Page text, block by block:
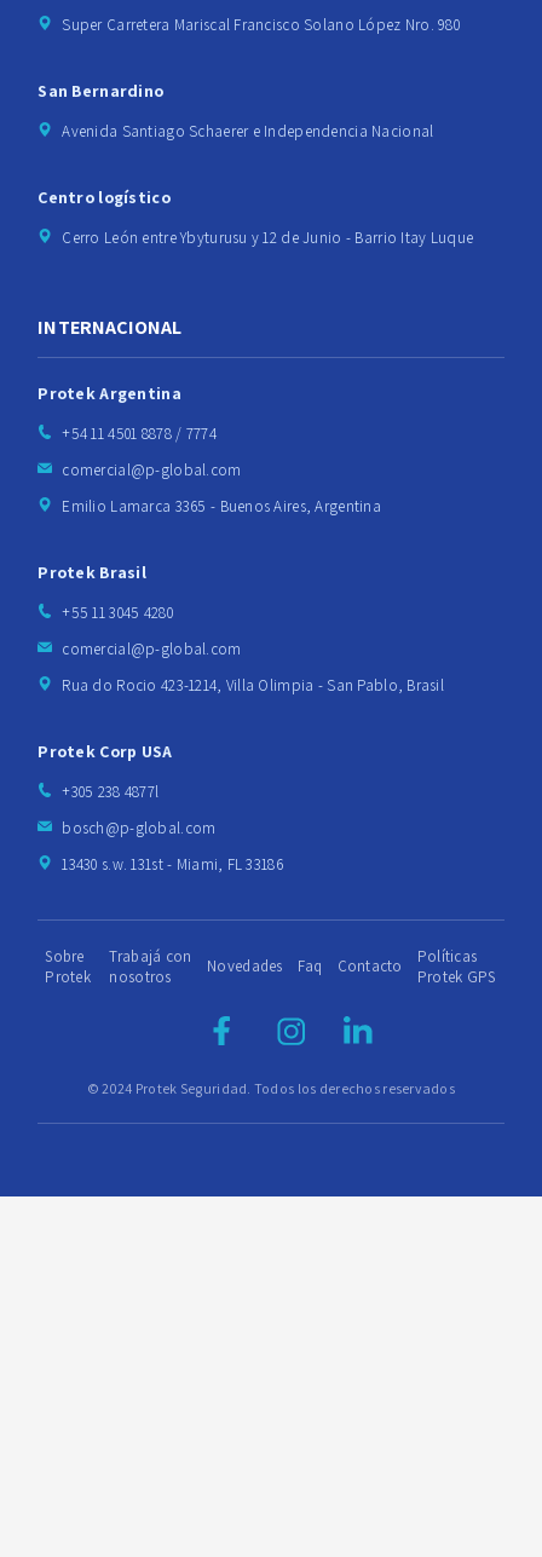
Super Carretera Mariscal Francisco Solano López Nro. 980
San Bernardino
Avenida Santiago Schaerer e Independencia Nacional
Centro logístico
Cerro León entre Ybyturusu y 12 de Junio - Barrio Itay Luque
INTERNACIONAL
Protek Argentina
+54 11 4501 8878 / 7774
comercial@p-global.com
Emilio Lamarca 3365 - Buenos Aires, Argentina
Protek Brasil
+55 11 3045 4280
comercial@p-global.com
Rua do Rocio 423-1214, Villa Olimpia - San Pablo, Brasil
Protek Corp USA
+305 238 4877l
bosch@p-global.com
13430 s.w. 131st - Miami, FL 33186
© 2024 Protek Seguridad. Todos los derechos reservados
Sobre
Protek
Trabajá con
nosotros
Novedades Faq Contacto
Políticas
Protek GPS